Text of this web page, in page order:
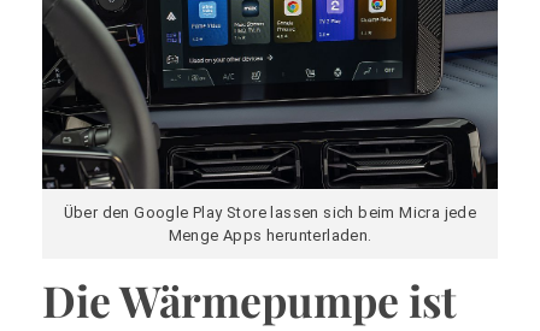
Über den Google Play Store lassen sich beim Micra jede
Menge Apps herunterladen.
Die Wärmepumpe ist